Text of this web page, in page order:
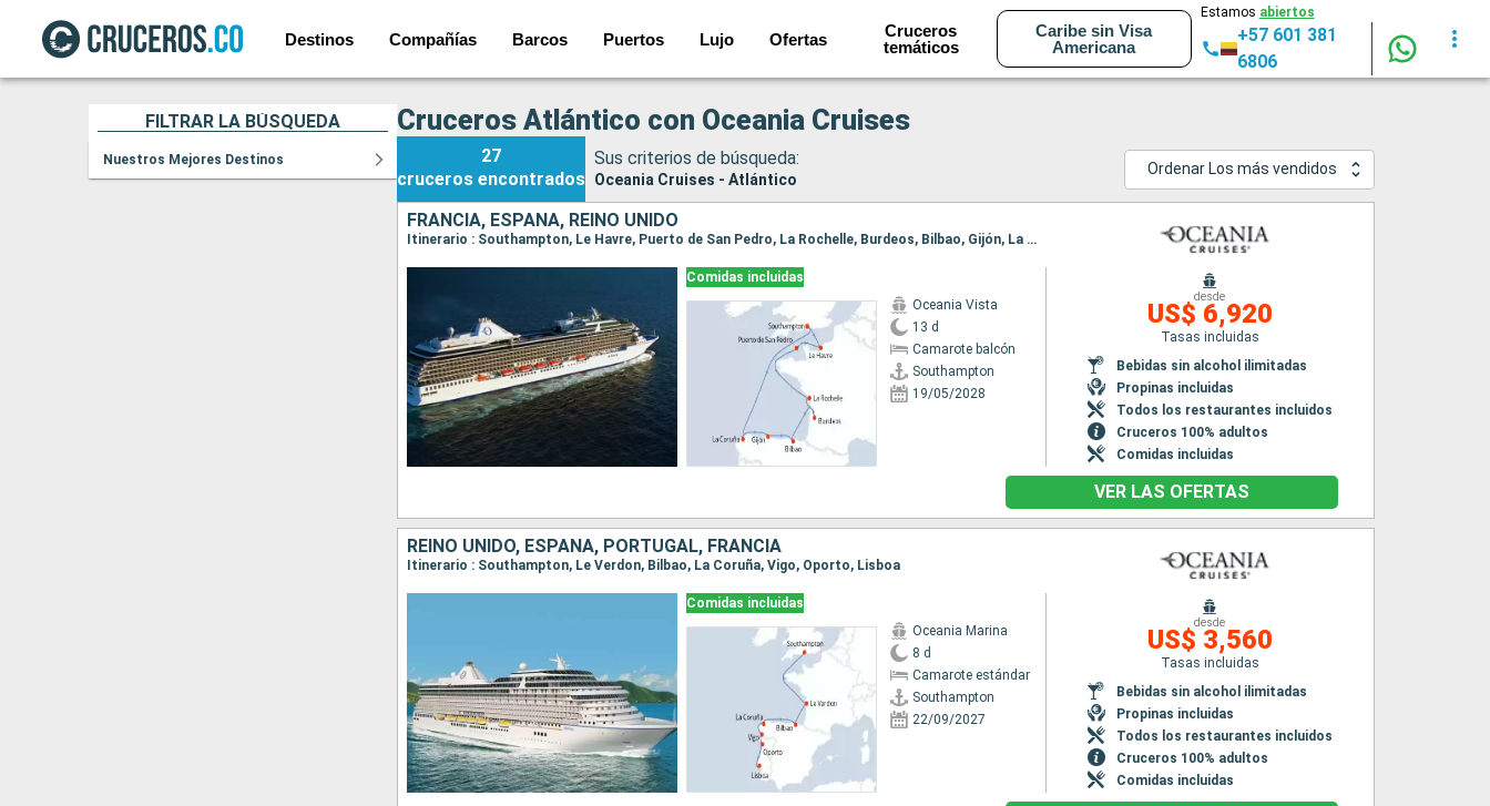
Destinos Compañías Barcos Puertos Lujo Ofertas
Cruceros
temáticos
Caribe sin Visa
Americana
Estamos abiertos
+57 601 381
6806
FILTRAR LA BÚSQUEDA
Nuestros Mejores Destinos
Cruceros Atlántico con Oceania Cruises
27
cruceros encontrados
Sus criterios de búsqueda:
Oceania Cruises - Atlántico
Ordenar Los más vendidos
FRANCIA, ESPAÑA, REINO UNIDO
Itinerario : Southampton, Le Havre, Puerto de San Pedro, La Rochelle, Burdeos, Bilbao, Gijón, La Coruña, Southampton
Comidas incluidas
Oceania Vista
13 d
Camarote balcón
Southampton
19/05/2028
desde
US$ 6,920
Tasas incluidas
Bebidas sin alcohol ilimitadas
Propinas incluidas
Todos los restaurantes incluidos
Cruceros 100% adultos
Comidas incluidas
VER LAS OFERTAS
REINO UNIDO, ESPAÑA, PORTUGAL, FRANCIA
Itinerario : Southampton, Le Verdon, Bilbao, La Coruña, Vigo, Oporto, Lisboa
Comidas incluidas
Oceania Marina
8 d
Camarote estándar
Southampton
22/09/2027
desde
US$ 3,560
Tasas incluidas
Bebidas sin alcohol ilimitadas
Propinas incluidas
Todos los restaurantes incluidos
Cruceros 100% adultos
Comidas incluidas